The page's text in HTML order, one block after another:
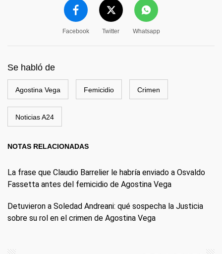
Facebook Twitter Whatsapp
Se habló de
Agostina Vega Femicidio Crimen
Noticias A24
NOTAS RELACIONADAS
La frase que Claudio Barrelier le habría enviado a Osvaldo
Fassetta antes del femicidio de Agostina Vega
Detuvieron a Soledad Andreani: qué sospecha la Justicia
sobre su rol en el crimen de Agostina Vega